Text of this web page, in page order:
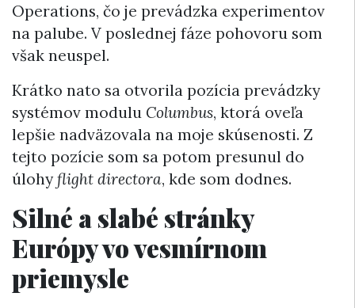
Operations, čo je prevádzka experimentov
na palube. V poslednej fáze pohovoru som
však neuspel.
Krátko nato sa otvorila pozícia prevádzky
systémov modulu Columbus, ktorá oveľa
lepšie nadväzovala na moje skúsenosti. Z
tejto pozície som sa potom presunul do
úlohyflight directora, kde som dodnes.
Silné a slabé stránky
Európy vo vesmírnom
priemysle